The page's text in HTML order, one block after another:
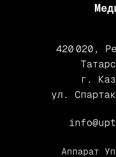
420 020,
г.
ул.
Аппарат